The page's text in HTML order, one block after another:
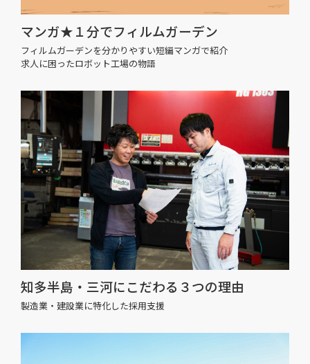
マンガ★１分でフィルムガーデン
フィルムガーデンを分かりやすい短編マンガで紹介
求人に困ったロボット工場の物語
知多半島・三河にこだわる３つの理由
製造業・建設業に特化した採用支援